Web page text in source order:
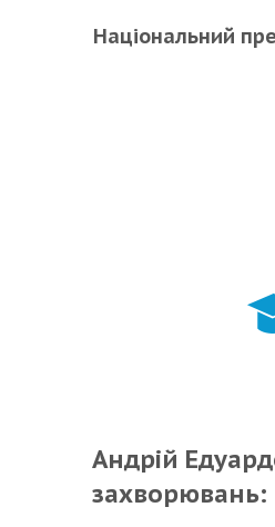
Національний
Андрій
захворювань: